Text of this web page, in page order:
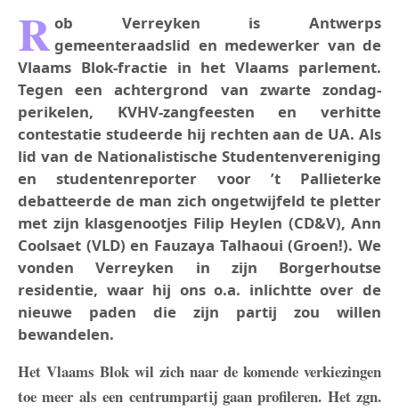
R ob Verreyken is Antwerps
gemeenteraadslid en medewerker van de
Vlaams Blok-fractie in het Vlaams parlement.
Tegen een achtergrond van zwarte zondag-
perikelen, KVHV-zangfeesten en verhitte
contestatie studeerde hij rechten aan de UA. Als
lid van de Nationalistische Studentenvereniging
en studentenreporter voor ’t Pallieterke
debatteerde de man zich ongetwijfeld te pletter
met zijn klasgenootjes Filip Heylen (CD&V), Ann
Coolsaet (VLD) en Fauzaya Talhaoui (Groen!). We
vonden Verreyken in zijn Borgerhoutse
residentie, waar hij ons o.a. inlichtte over de
nieuwe paden die zijn partij zou willen
bewandelen.
Het Vlaams Blok wil zich naar de komende verkiezingen
toe meer als een centrumpartij gaan profileren. Het zgn.